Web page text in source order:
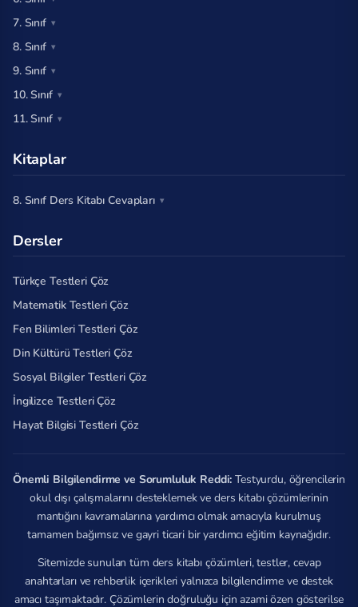
7. Sınıf
8. Sınıf
9. Sınıf
10. Sınıf
11. Sınıf
Kitaplar
8. Sınıf Ders Kitabı Cevapları
Dersler
Türkçe Testleri Çöz
Matematik Testleri Çöz
Fen Bilimleri Testleri Çöz
Din Kültürü Testleri Çöz
Sosyal Bilgiler Testleri Çöz
İngilizce Testleri Çöz
Hayat Bilgisi Testleri Çöz
Önemli Bilgilendirme ve Sorumluluk Reddi: Testyurdu, öğrencilerin
okul dışı çalışmalarını desteklemek ve ders kitabı çözümlerinin
mantığını kavramalarına yardımcı olmak amacıyla kurulmuş
tamamen bağımsız ve gayri ticari bir yardımcı eğitim kaynağıdır.
Sitemizde sunulan tüm ders kitabı çözümleri, testler, cevap
anahtarları ve rehberlik içerikleri yalnızca bilgilendirme ve destek
amacı taşımaktadır. Çözümlerin doğruluğu için azami özen gösterilse